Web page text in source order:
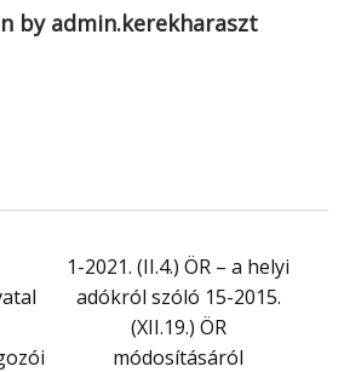
by admin.kerekharaszt
1-2021. (II.4.) ÖR – a helyi
adókról szóló 15-2015.
(XII.19.) ÖR
módosításáról